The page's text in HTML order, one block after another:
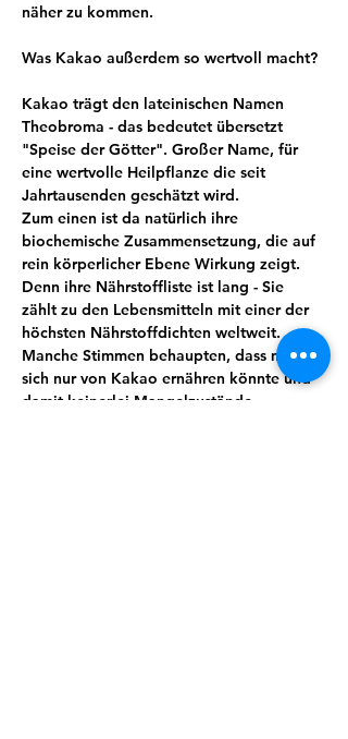
näher zu kommen.
Was Kakao außerdem so wertvoll macht?
Kakao trägt den lateinischen Namen
Theobroma - das bedeutet übersetzt
"Speise der Götter". Großer Name, für
eine wertvolle Heilpflanze die seit
Jahrtausenden geschätzt wird.
Zum einen ist da natürlich ihre
biochemische Zusammensetzung, die auf
rein körperlicher Ebene Wirkung zeigt.
Denn ihre Nährstoffliste ist lang - Sie
zählt zu den Lebensmitteln mit einer der
höchsten Nährstoffdichten weltweit.
Manche Stimmen behaupten, dass man
sich nur von Kakao ernähren könnte und
damit keinerlei Mangelzustände